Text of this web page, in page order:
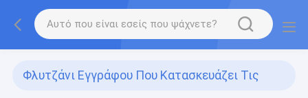
Φλυτζάνι Εγγράφου Που Κατασκευάζει Τις